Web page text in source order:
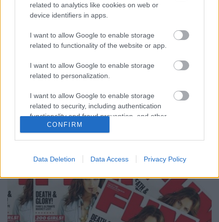
related to analytics like cookies on web or
device identifiers in apps.
I want to allow Google to enable storage
related to functionality of the website or app.
I want to allow Google to enable storage
related to personalization.
I want to allow Google to enable storage
related to security, including authentication
functionality and fraud prevention, and other
user protection.
CONFIRM
Data Deletion Data Access Privacy Policy
Az alkalmazotti hibák 3 leggyakoribb
Csizmazia Darab István [Rambo] •2017. május 29.
Évek óta érkeznek a híradások kisebb, nagyobb,
néha pedig gigantikus méretű adatlopásokról.
vissza ezek az incidensek, de ha
biztonságtudatosabban szeretnénk fellépni a
támadásokkal szemben, érdemes áttekinteni az
adatsértések három leggyakoribb okát,…